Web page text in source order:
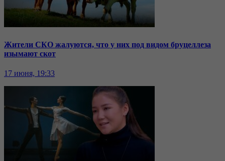
Жители СКО жалуются, что у них под видом бруцеллеза
изымают скот
17 июня, 19:33